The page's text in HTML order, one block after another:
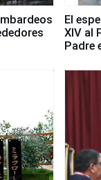
El
XIV al
Padre